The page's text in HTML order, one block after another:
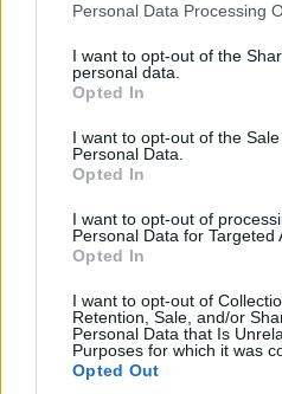
Personal Data Processing
I want to opt-out of the
personal data.
Opted In
I want to opt-out of the
Personal Data.
Opted In
I want to opt-out of
Personal Data for Targeted
Opted In
I want to opt-out of
Retention, Sale, and/or
Personal Data that Is
Purposes for which it was
Opted Out
Fabiola non crede che
diventata un divorzio
Pino avrebbero
“arrabbiarsi” — usa
fortemente voluto fin
per cui, oggi, associa la
improvvisa del gennaio
definitiva ma aun
due persone che si erano